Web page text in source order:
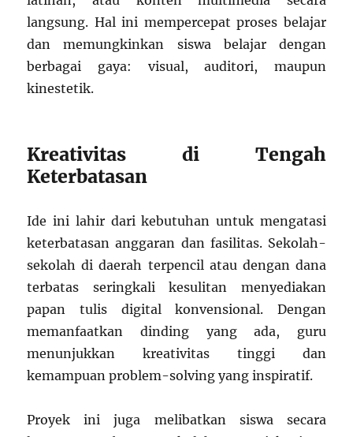
langsung. Hal ini mempercepat proses belajar
dan memungkinkan siswa belajar dengan
berbagai gaya: visual, auditori, maupun
kinestetik.
Kreativitas di Tengah
Keterbatasan
Ide ini lahir dari kebutuhan untuk mengatasi
keterbatasan anggaran dan fasilitas. Sekolah-
sekolah di daerah terpencil atau dengan dana
terbatas seringkali kesulitan menyediakan
papan tulis digital konvensional. Dengan
memanfaatkan dinding yang ada, guru
menunjukkan kreativitas tinggi dan
kemampuan problem-solving yang inspiratif.
Proyek ini juga melibatkan siswa secara